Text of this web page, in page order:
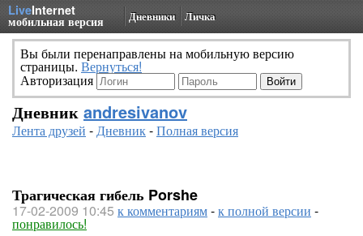
LiveInternet
мобильная версия Дневники Личка
Вы были перенаправлены на мобильную версию
страницы. Вернуться!
Авторизация
Дневник andresivanov
Лента друзей -Дневник-Полная версия
Трагическая гибель Porshe
17-02-2009 10:45 к комментариям-к полной версии -
понравилось!